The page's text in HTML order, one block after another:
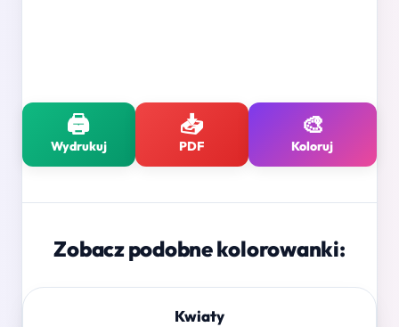
🖨️
Wydrukuj
📥
PDF
🎨
Koloruj
Zobacz podobne kolorowanki:
Kwiaty